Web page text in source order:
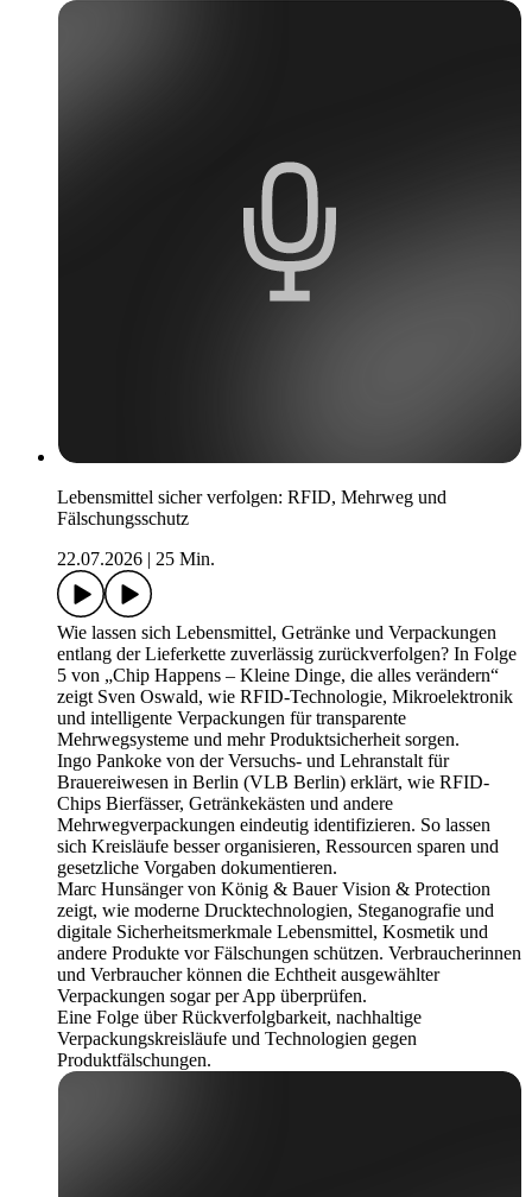
Lebensmittel sicher verfolgen: RFID, Mehrweg und
Fälschungsschutz
22.07.2026 | 25 Min.
Wie lassen sich Lebensmittel, Getränke und Verpackungen
entlang der Lieferkette zuverlässig zurückverfolgen? In Folge
5 von „Chip Happens – Kleine Dinge, die alles verändern“
zeigt Sven Oswald, wie RFID-Technologie, Mikroelektronik
und intelligente Verpackungen für transparente
Mehrwegsysteme und mehr Produktsicherheit sorgen.
Ingo Pankoke von der Versuchs- und Lehranstalt für
Brauereiwesen in Berlin (VLB Berlin) erklärt, wie RFID-
Chips Bierfässer, Getränkekästen und andere
Mehrwegverpackungen eindeutig identifizieren. So lassen
sich Kreisläufe besser organisieren, Ressourcen sparen und
gesetzliche Vorgaben dokumentieren.
Marc Hunsänger von König & Bauer Vision & Protection
zeigt, wie moderne Drucktechnologien, Steganografie und
digitale Sicherheitsmerkmale Lebensmittel, Kosmetik und
andere Produkte vor Fälschungen schützen. Verbraucherinnen
und Verbraucher können die Echtheit ausgewählter
Verpackungen sogar per App überprüfen.
Eine Folge über Rückverfolgbarkeit, nachhaltige
Verpackungskreisläufe und Technologien gegen
Produktfälschungen.